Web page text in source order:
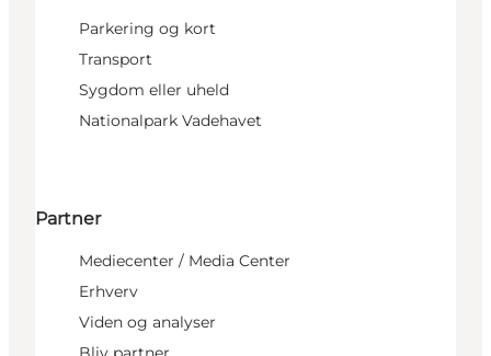
Parkering og kort
Transport
Sygdom eller uheld
Nationalpark Vadehavet
Partner
Mediecenter / Media Center
Erhverv
Viden og analyser